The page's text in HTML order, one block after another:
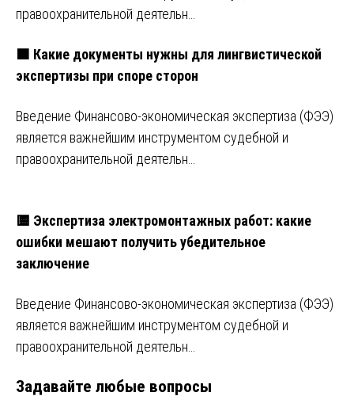
правоохранительной деятельн…
🟧 Какие документы нужны для лингвистической
экспертизы при споре сторон
Введение Финансово-экономическая экспертиза (ФЭЭ)
является важнейшим инструментом судебной и
правоохранительной деятельн…
🟨 Экспертиза электромонтажных работ: какие
ошибки мешают получить убедительное
заключение
Введение Финансово-экономическая экспертиза (ФЭЭ)
является важнейшим инструментом судебной и
правоохранительной деятельн…
Задавайте любые вопросы